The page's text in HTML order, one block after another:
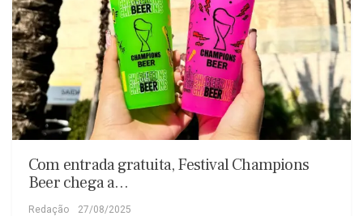
Com entrada gratuita, Festival Champions
Beer chega a…
Redação 27/08/2025